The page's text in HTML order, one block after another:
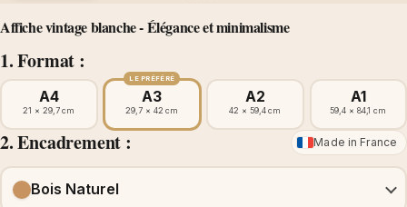
Affiche vintage blanche - Élégance et minimalisme
1. Format :
A4
21 × 29,7 cm
LE PRÉFÉRÉ
A3
29,7 × 42 cm
A2
42 × 59,4 cm
A1
59,4 × 84,1 cm
2. Encadrement : Made in France
Bois Naturel